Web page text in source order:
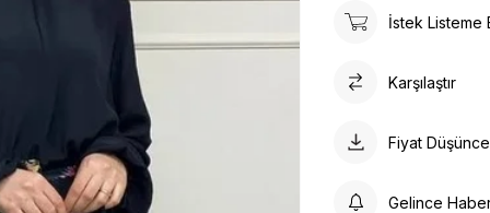
İstek Listeme
Karşılaştır
Fiyat
Gelince